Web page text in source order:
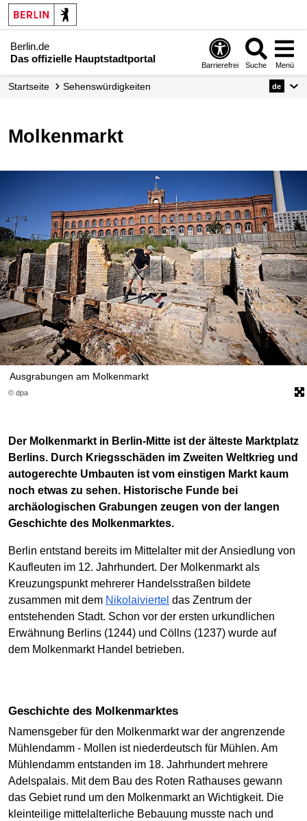
Berlin.de
Das offizielle Hauptstadtportal
Barrierefrei Suche Menü
Startseite Sehenswürdigkeiten de
Molkenmarkt
© dpa
Ausgrabungen am Molkenmarkt
Der Molkenmarkt in Berlin-Mitte ist der älteste Marktplatz
Berlins. Durch Kriegsschäden im Zweiten Weltkrieg und
autogerechte Umbauten ist vom einstigen Markt kaum
noch etwas zu sehen. Historische Funde bei
archäologischen Grabungen zeugen von der langen
Geschichte des Molkenmarktes.
Berlin entstand bereits im Mittelalter mit der Ansiedlung von
Kaufleuten im 12. Jahrhundert. Der Molkenmarkt als
Kreuzungspunkt mehrerer Handelsstraßen bildete
zusammen mit dem Nikolaiviertel das Zentrum der
entstehenden Stadt. Schon vor der ersten urkundlichen
Erwähnung Berlins (1244) und Cöllns (1237) wurde auf
dem Molkenmarkt Handel betrieben.
Geschichte des Molkenmarktes
Namensgeber für den Molkenmarkt war der angrenzende
Mühlendamm - Mollen ist niederdeutsch für Mühlen. Am
Mühlendamm entstanden im 18. Jahrhundert mehrere
Adelspalais. Mit dem Bau des Roten Rathauses gewann
das Gebiet rund um den Molkenmarkt an Wichtigkeit. Die
kleinteilige mittelalterliche Bebauung musste nach und